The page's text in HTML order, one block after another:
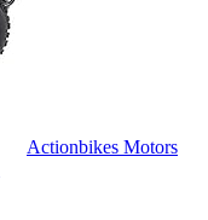
Actionbikes Motors